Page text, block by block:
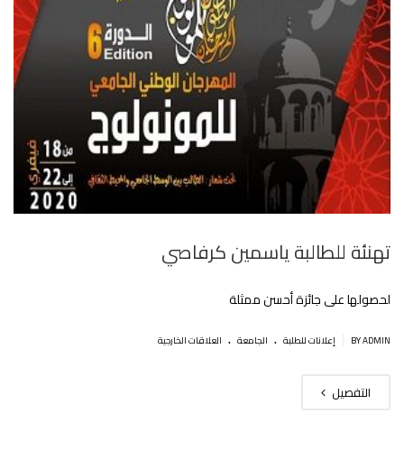
تهنئة للطالبة ياسمين كرفاصي
لحصولها على جائزة أحسن ممثلة
BY ADMIN إعلانات للطلبة . الجامعة . العلاقات الخارجية
التفصيل